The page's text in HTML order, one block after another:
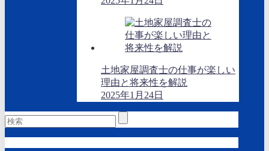
土地家屋調査士の仕事が楽しい
理由と将来性を解説
2025年1月24日